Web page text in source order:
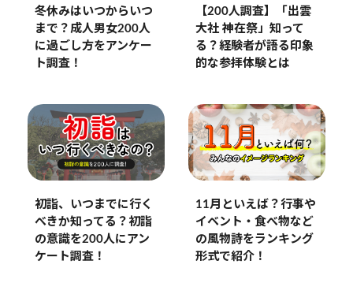
冬休みはいつからいつ
まで？成人男女200人
に過ごし方をアンケー
ト調査！
【200人調査】「出雲
大社 神在祭」知って
る？経験者が語る印象
的な参拝体験とは
初詣、いつまでに行く
べきか知ってる？初詣
の意識を200人にアン
ケート調査！
11月といえば？行事や
イベント・食べ物など
の風物詩をランキング
形式で紹介！